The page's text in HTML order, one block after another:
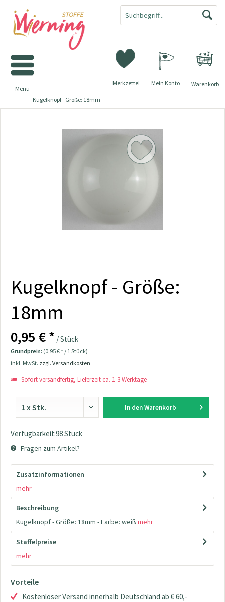
Warenkorb
Merkzettel Mein Konto
Menü
Kugelknopf - Größe: 18mm
Kugelknopf - Größe:
18mm
0,95 € * / Stück
Grundpreis: (0,95 € * / 1 Stück)
inkl. MwSt. zzgl. Versandkosten
Sofort versandfertig, Lieferzeit ca. 1-3 Werktage
In den Warenkorb
Verfügbarkeit:98 Stück
Fragen zum Artikel?
Zusatzinformationen
mehr
Beschreibung
Kugelknopf - Größe: 18mm - Farbe: weiß mehr
Staffelpreise
mehr
Vorteile
Kostenloser Versand innerhalb Deutschland ab € 60,-